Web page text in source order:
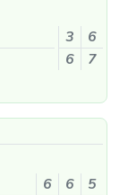
3
6
6
7
6 6
5